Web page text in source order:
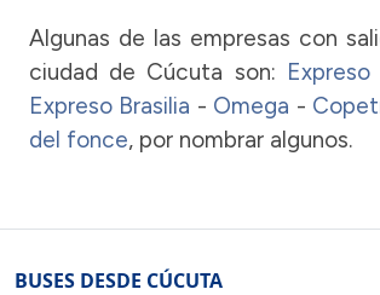
Algunas de las empresas con
ciudad de Cúcuta son: Expreso
Expreso Brasilia - Omega -
del fonce, por nombrar algunos.
BUSES DESDE CÚCUTA